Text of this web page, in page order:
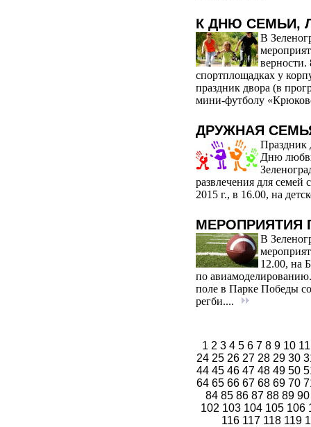
К ДНЮ СЕМЬИ,
В
верности.
спортплощадках у
праздник двора (в
мини-футболу
ДРУЖНАЯ
Праздник
Дню
развлечения для семей
2015 г., в 16.00, на
МЕРОПРИЯТИЯ
В
12.00, на
по
поле в Парке Победы
регби....
1 2 3 4 5 6 7 8 9 10
24 25 26 27 28 29 30
44 45 46 47 48 49 50
64 65 66 67 68 69 70
84 85 86 87 88 89
102 103 104 105 106
116 117 118 119